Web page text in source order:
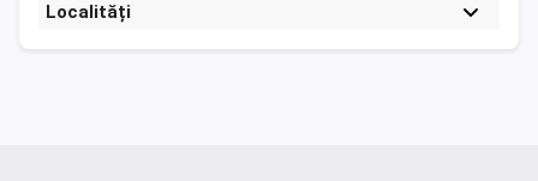
Localități